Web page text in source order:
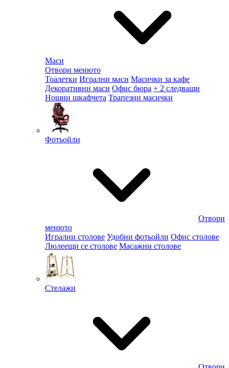
Маси
Отвори менюто
Тоалетки Игрални маси Масички за кафе
Декоративни маси Офис бюра + 2 следващи
Нощни шкафчета Трапезни масички
Фотьойли
Отвори
менюто
Игрални столове Удобни фотьойли Офис столове
Люлеещи се столове Масажни столове
Стелажи